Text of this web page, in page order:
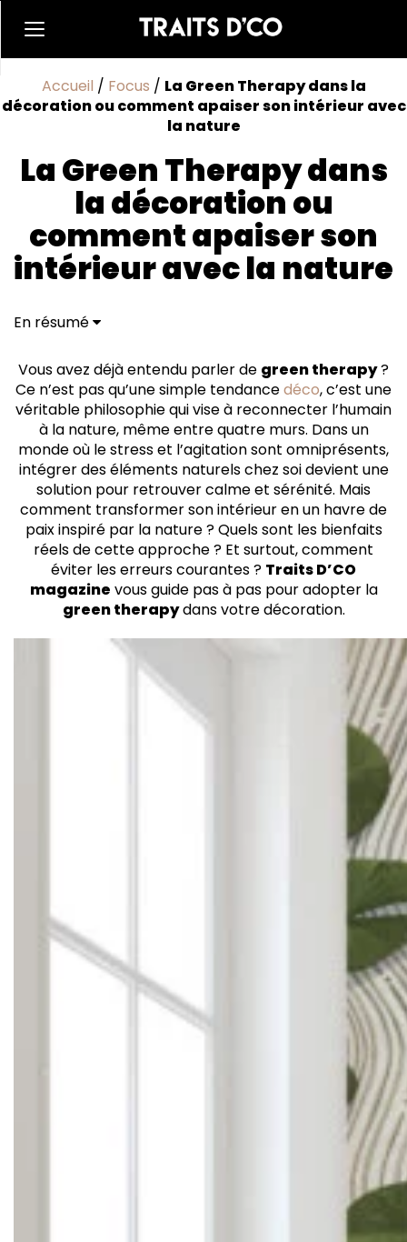
Accueil / Focus / La Green Therapy dans la
décoration ou comment apaiser son intérieur avec
la nature
La Green Therapy dans
la décoration ou
comment apaiser son
intérieur avec la nature
En résumé
Réduction du stress et amélioration de la
concentration
Un impact positif sur la qualité de l’air
Comment Intégrer la Green Therapy dans sa
Décoration ?
Les couleurs inspirées de la nature
Des Idées Concrètes pour une Maison Apaisante
Vous avez déjà entendu parler de green therapy?
Ce n’est pas qu’une simple tendancedéco, c’est une
véritable philosophie qui vise à reconnecter l’humain
à la nature, même entre quatre murs. Dans un
monde où le stress et l’agitation sont omniprésents,
intégrer des éléments naturels chez soi devient une
solution pour retrouver calme et sérénité. Mais
comment transformer son intérieur en un havre de
paix inspiré par la nature ? Quels sont les bienfaits
réels de cette approche ? Et surtout, comment
éviter les erreurs courantes ? Traits D’CO
magazine vous guide pas à pas pour adopter la
green therapydans votre décoration.